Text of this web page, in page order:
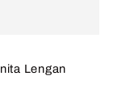
Lengan